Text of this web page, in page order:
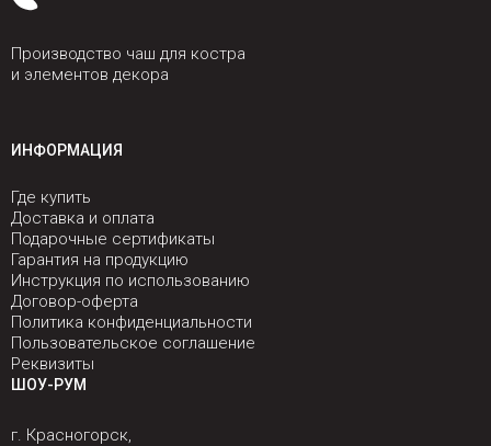
Производство чаш для костра
и элементов декора
ИНФОРМАЦИЯ
Где купить
Доставка и оплата
Подарочные сертификаты
Гарантия на продукцию
Инструкция по использованию
Договор-оферта
Политика конфиденциальности
Пользовательское соглашение
Реквизиты
ШОУ-РУМ
г. Красногорск,